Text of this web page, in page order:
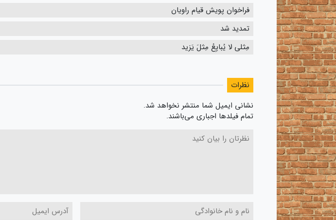
فراخوان پویش قیام راویان
تمدید شد
مِثلی لا یُبایِعُ مِثلَ یَزید
نظرات
نشانی ایمیل شما منتشر نخواهد شد.
تمام فیلدها اجباری می‌باشند.